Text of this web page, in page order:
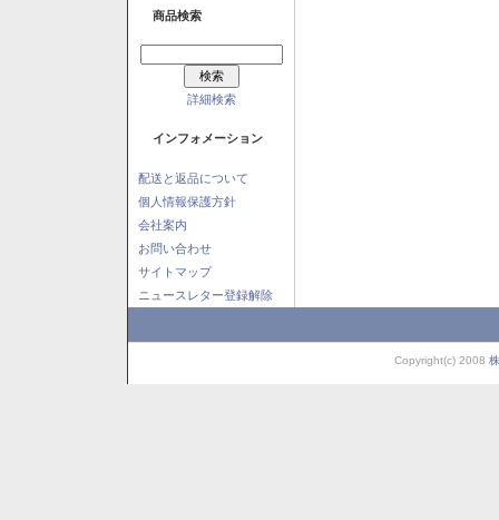
商品検索
詳細検索
インフォメーション
配送と返品について
個人情報保護方針
会社案内
お問い合わせ
サイトマップ
ニュースレター登録解除
Copyright(c) 2008